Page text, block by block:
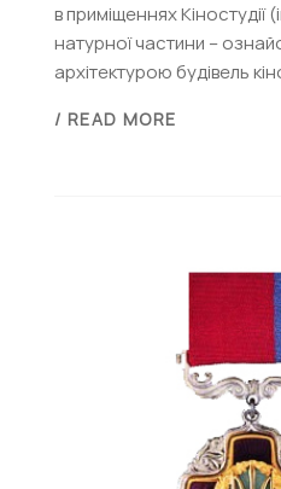
в приміщеннях Кіностудії
натурної частини –
архітектурою будівель
/ READ MORE